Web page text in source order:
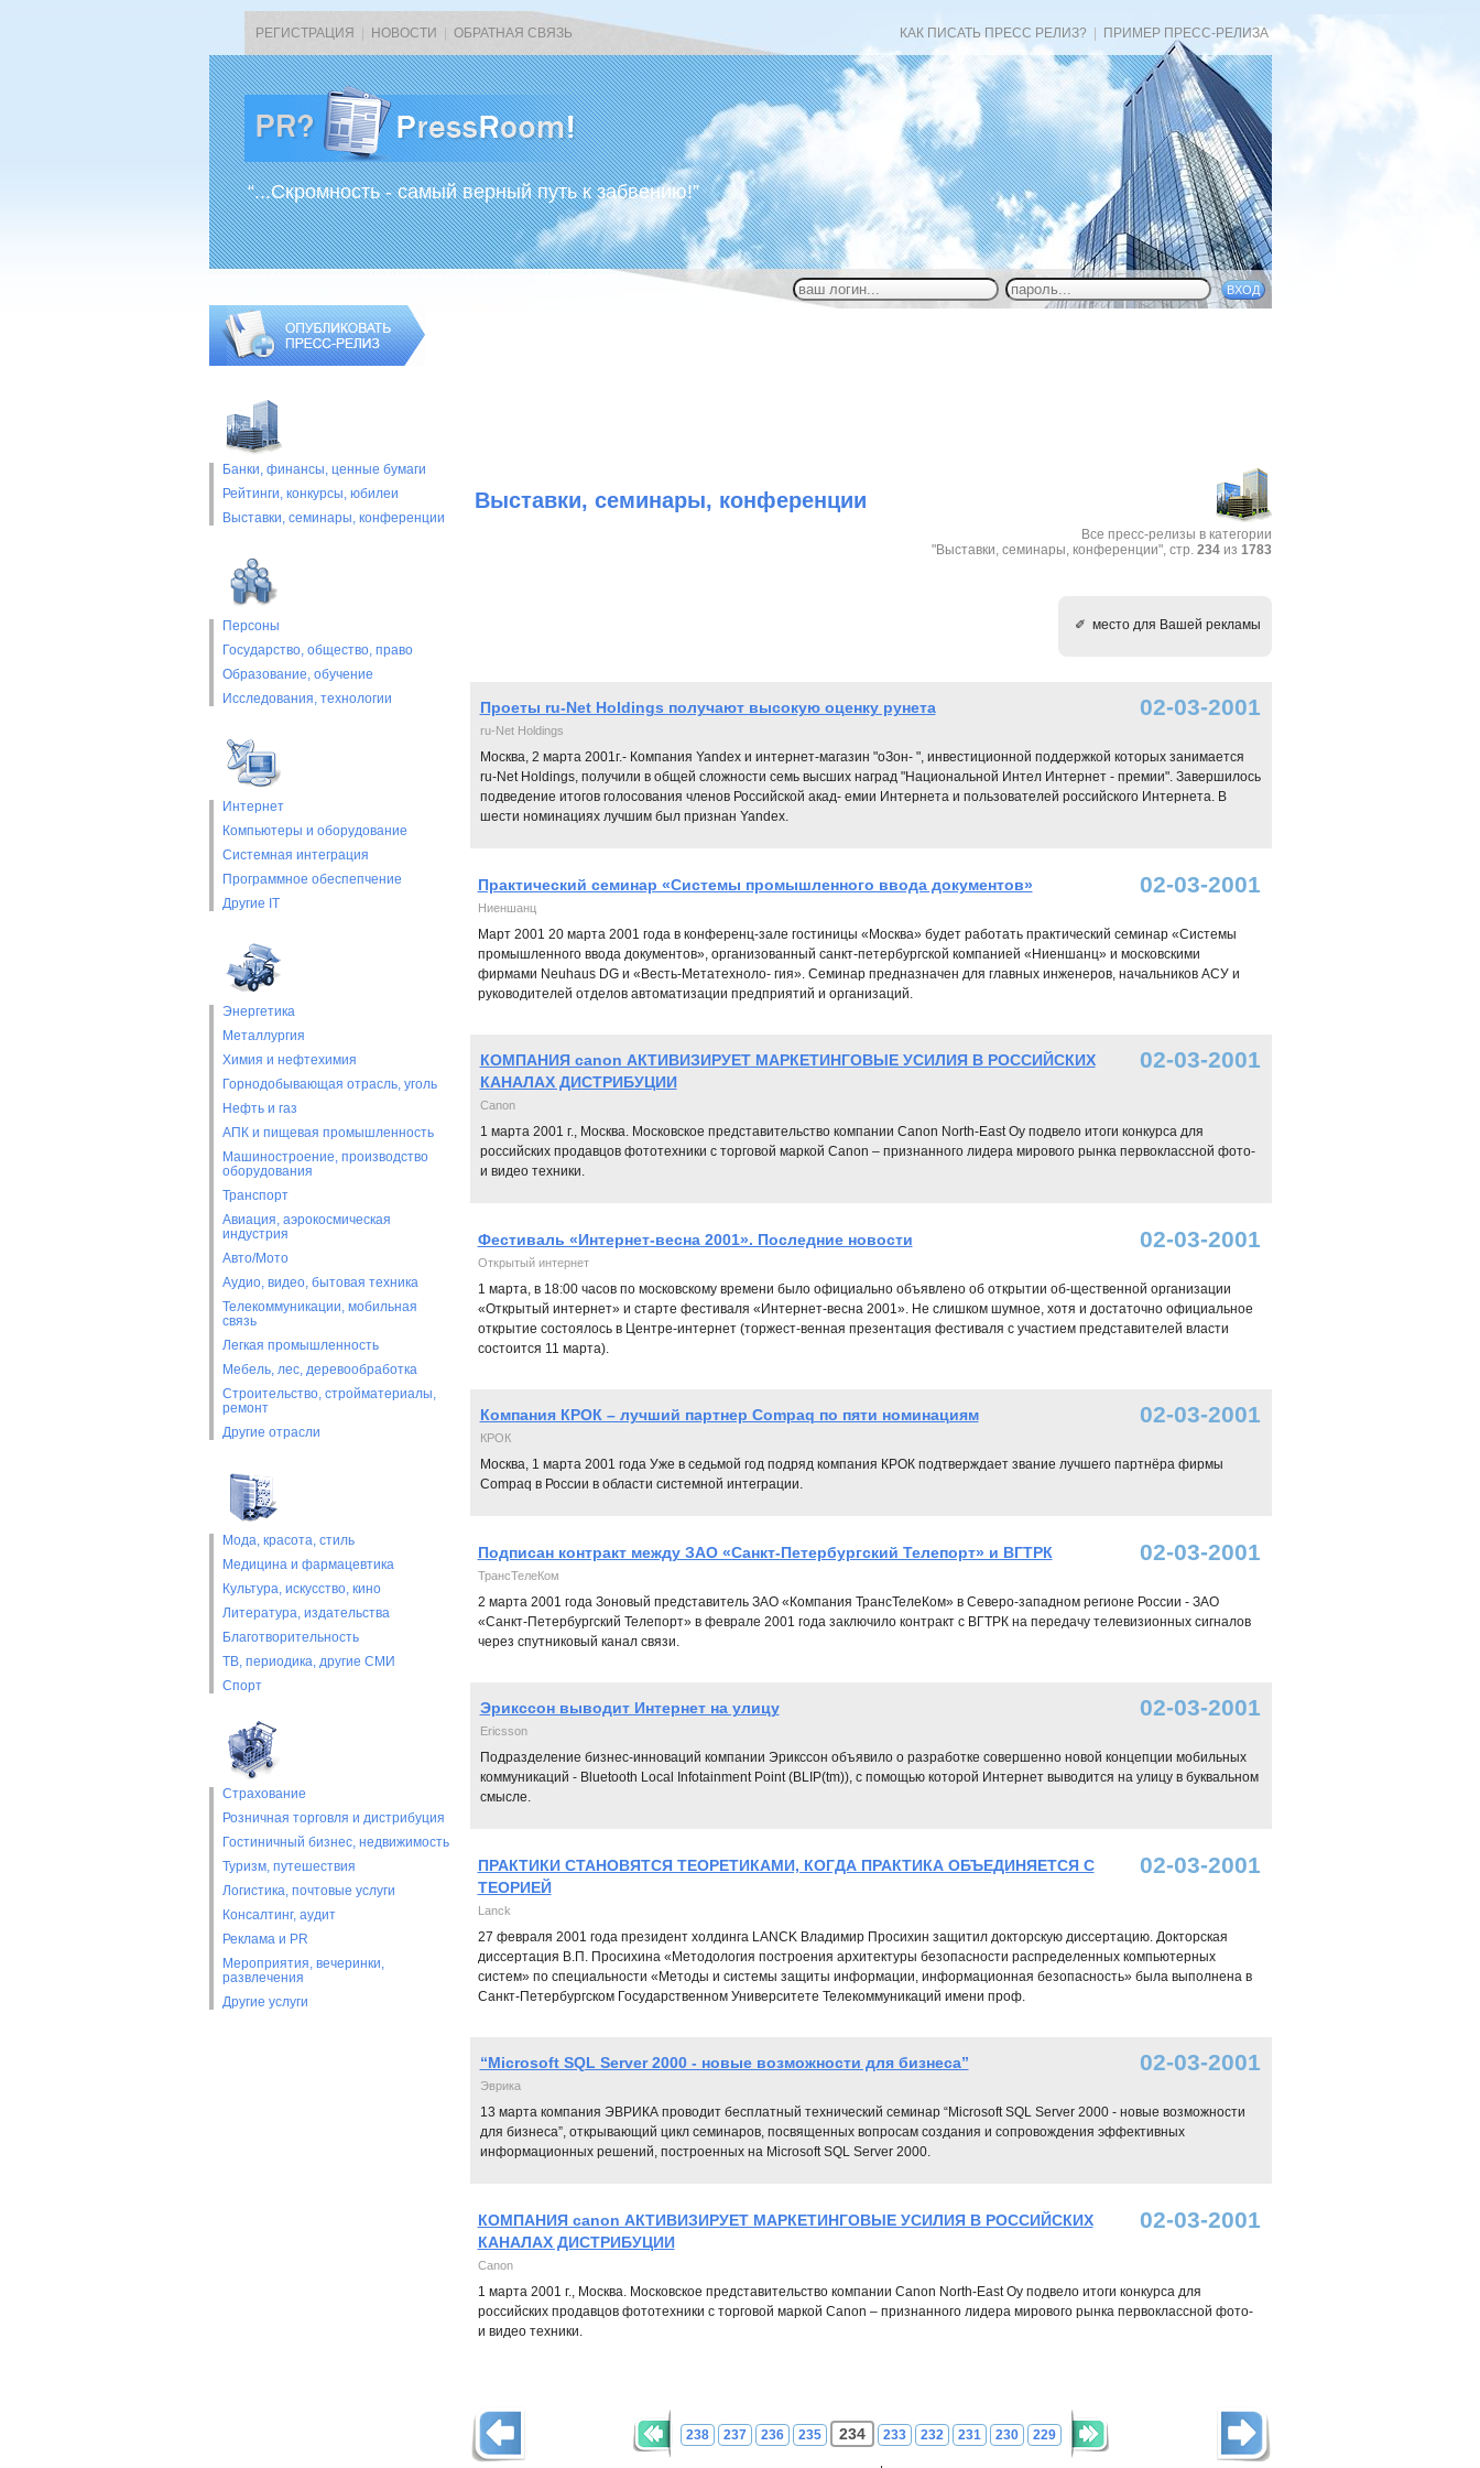
РЕГИСТРАЦИЯ НОВОСТИ ОБРАТНАЯ СВЯЗЬ КАК ПИСАТЬ ПРЕСС РЕЛИЗ? ПРИМЕР ПРЕСС-РЕЛИЗА
“...Скромность - самый верный путь к забвению!”
Банки, финансы, ценные бумаги
Рейтинги, конкурсы, юбилеи
Выставки, cеминары, конференции
Персоны
Государство, общество, право
Образование, обучение
Исследования, технологии
Интернет
Компьютеры и оборудование
Системная интеграция
Программное обеспепчение
Другие IT
Энергетика
Металлургия
Химия и нефтехимия
Горнодобывающая отрасль, уголь
Нефть и газ
АПК и пищевая промышленность
Машиностроение, производство
оборудования
Транспорт
Авиация, аэрокосмическая
индустрия
Авто/Мото
Аудио, видео, бытовая техника
Телекоммуникации, мобильная
связь
Легкая промышленность
Мебель, лес, деревообработка
Строительство, стройматериалы,
ремонт
Другие отрасли
Мода, красота, стиль
Медицина и фармацевтика
Культура, искусство, кино
Литература, издательства
Благотворительность
ТВ, периодика, другие СМИ
Спорт
Страхование
Розничная торговля и дистрибуция
Гостиничный бизнес, недвижимость
Туризм, путешествия
Логистика, почтовые услуги
Консалтинг, аудит
Реклама и PR
Мероприятия, вечеринки,
развлечения
Другие услуги
Выставки, cеминары, конференции
Все пресс-релизы в категории
"Выставки, cеминары, конференции", стр. 234из 1783
✐ место для Вашей рекламы
Проеты ru-Net Holdings получают высокую оценку рунета 02-03-2001
ru-Net Holdings
Москва, 2 марта 2001г.- Компания Yandex и интернет-магазин "оЗон- ", инвестиционной поддержкой которых занимается
ru-Net Holdings, получили в общей сложности семь высших наград "Национальной Интел Интернет - премии". Завершилось
подведение итогов голосования членов Российской акад- емии Интернета и пользователей российского Интернета. В
шести номинациях лучшим был признан Yandex.
Практический семинар «Системы промышленного ввода документов» 02-03-2001
Ниеншанц
Март 2001 20 марта 2001 года в конференц-зале гостиницы «Москва» будет работать практический семинар «Системы
промышленного ввода документов», организованный санкт-петербургской компанией «Ниеншанц» и московскими
фирмами Neuhaus DG и «Весть-Метатехноло- гия». Семинар предназначен для главных инженеров, начальников АСУ и
руководителей отделов автоматизации предприятий и организаций.
КОМПАНИЯ canon АКТИВИЗИРУЕТ МАРКЕТИНГОВЫЕ УСИЛИЯ В РОССИЙСКИХ
КАНАЛАХ ДИСТРИБУЦИИ
02-03-2001
Canon
1 марта 2001 г., Москва. Московское представительство компании Canon North-East Oy подвело итоги конкурса для
российских продавцов фототехники с торговой маркой Canon – признанного лидера мирового рынка первоклассной фото-
и видео техники.
Фестиваль «Интернет-весна 2001». Последние новости 02-03-2001
Открытый интернет
1 марта, в 18:00 часов по московскому времени было официально объявлено об открытии об-щественной организации
«Открытый интернет» и старте фестиваля «Интернет-весна 2001». Не слишком шумное, хотя и достаточно официальное
открытие состоялось в Центре-интернет (торжест-венная презентация фестиваля с участием представителей власти
состоится 11 марта).
Компания КРОК – лучший партнер Compaq по пяти номинациям 02-03-2001
КРОК
Москва, 1 марта 2001 года Уже в седьмой год подряд компания КРОК подтверждает звание лучшего партнёра фирмы
Compaq в России в области системной интеграции.
Подписан контракт между ЗАО «Санкт-Петербургский Телепорт» и ВГТРК 02-03-2001
ТрансТелеКом
2 марта 2001 года Зоновый представитель ЗАО «Компания ТрансТелеКом» в Северо-западном регионе России - ЗАО
«Санкт-Петербургский Телепорт» в феврале 2001 года заключило контракт с ВГТРК на передачу телевизионных сигналов
через спутниковый канал связи.
Эрикссон выводит Интернет на улицу 02-03-2001
Ericsson
Подразделение бизнес-инноваций компании Эрикссон объявило о разработке совершенно новой концепции мобильных
коммуникаций - Bluetooth Local Infotainment Point (BLIP(tm)), с помощью которой Интернет выводится на улицу в буквальном
смысле.
ПРАКТИКИ СТАНОВЯТСЯ ТЕОРЕТИКАМИ, КОГДА ПРАКТИКА ОБЪЕДИНЯЕТСЯ С
ТЕОРИЕЙ
02-03-2001
Lanck
27 февраля 2001 года президент холдинга LANCK Владимир Просихин защитил докторскую диссертацию. Докторская
диссертация В.П. Просихина «Методология построения архитектуры безопасности распределенных компьютерных
систем» по специальности «Методы и системы защиты информации, информационная безопасность» была выполнена в
Санкт-Петербургском Государственном Университете Телекоммуникаций имени проф.
“Microsoft SQL Server 2000 - новые возможности для бизнеса” 02-03-2001
Эврика
13 марта компания ЭВРИКА проводит бесплатный технический семинар “Microsoft SQL Server 2000 - новые возможности
для бизнеса”, открывающий цикл семинаров, посвященных вопросам создания и сопровождения эффективных
информационных решений, построенных на Microsoft SQL Server 2000.
КОМПАНИЯ canon АКТИВИЗИРУЕТ МАРКЕТИНГОВЫЕ УСИЛИЯ В РОССИЙСКИХ
КАНАЛАХ ДИСТРИБУЦИИ
02-03-2001
Canon
1 марта 2001 г., Москва. Московское представительство компании Canon North-East Oy подвело итоги конкурса для
российских продавцов фототехники с торговой маркой Canon – признанного лидера мирового рынка первоклассной фото-
и видео техники.
238 237 236 235 234 233 232 231 230 229